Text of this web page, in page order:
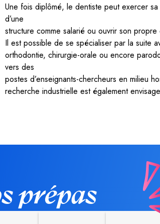
Une fois diplômé, le dentiste peut exercer
d’une
structure comme salarié ou ouvrir son propre
Il est possible de se spécialiser par la suite
orthodontie, chirurgie-orale ou encore
vers des
postes d’enseignants-chercheurs en milieu
recherche industrielle est également
prépas